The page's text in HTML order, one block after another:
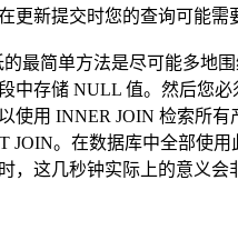
更新提交时您的查询可能需
最简单方法是尽可能多地
中存储 NULL 值。然后您
使用 INNER JOIN 检索所
JOIN。在数据库中全部使
，这几秒钟实际上的意义会